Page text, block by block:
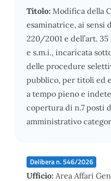
Titolo: Modifica della
esaminatrice, ai sensi
220/2001 e dell’art.
e s.m.i., incaricata
delle procedure
pubblico, per titoli ed
a tempo pieno e
copertura di n.7 posti
amministrativo
Delibera n. 546/2026
Ufficio: Area Affari